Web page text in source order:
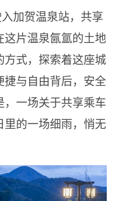
加贺温泉站，共享
片温泉氤氲的土地
方式，探索着这座城
与自由背后，安全
一场关于共享乘车
的一场细雨，悄无